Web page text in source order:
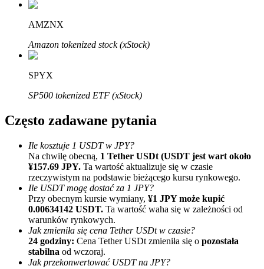
Bitruści Partnerzy
Afiliaci Bitrue
Aż do 65% prowizji!
AMZNX
Amazon tokenized stock (xStock)
SPYX
SP500 tokenized ETF (xStock)
Często zadawane pytania
Ile kosztuje 1 USDT w JPY?
Na chwilę obecną, 1 Tether USDt (USDT jest wart około
¥157.69 JPY. Ta wartość aktualizuje się w czasie
rzeczywistym na podstawie bieżącego kursu rynkowego.
Ile USDT mogę dostać za 1 JPY?
Przy obecnym kursie wymiany, ¥1 JPY może kupić
0.00634142 USDT. Ta wartość waha się w zależności od
warunków rynkowych.
Jak zmieniła się cena Tether USDt w czasie?
24 godziny: Cena Tether USDt zmieniła się o pozostała
stabilna od wczoraj.
Jak przekonwertować USDT na JPY?